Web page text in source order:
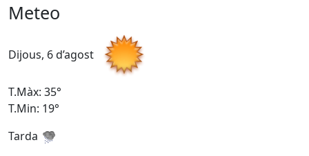
Meteo
Dijous, 6 d’agost
T.Màx: 35°
T.Min: 19°
Tarda